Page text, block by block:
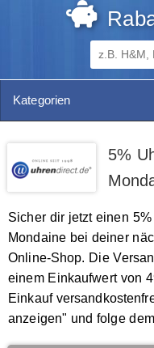
Kategorien
5%
Sicher dir jetzt einen
Mondaine bei deiner
Online-Shop. Die
einem Einkaufwert von
Einkauf
anzeigen" und folge